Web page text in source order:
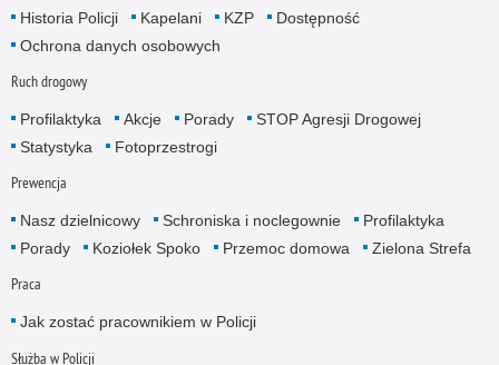
Historia Policji
Kapelani KZP
Dostępność
Ochrona danych osobowych
Ruch drogowy
Profilaktyka Akcje Porady
STOP Agresji Drogowej
Statystyka
Fotoprzestrogi
Prewencja
Nasz dzielnicowy Schroniska i noclegownie
Profilaktyka
Porady
Koziołek Spoko Przemoc domowa Zielona Strefa
Praca
Jak zostać pracownikiem w Policji
Służba w Policji